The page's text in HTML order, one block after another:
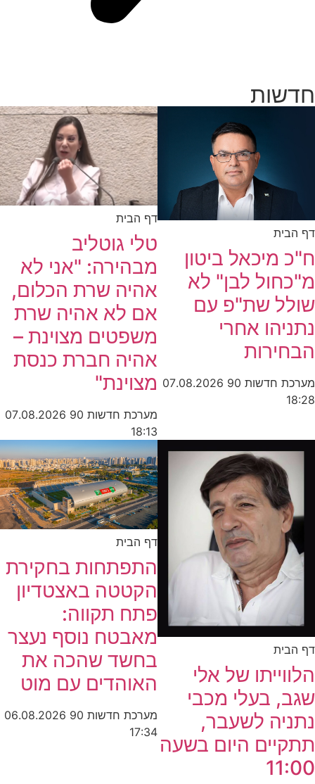
חדשות
דף הבית
ח"כ מיכאל ביטון
מ"כחול לבן" לא
שולל שת"פ עם
נתניהו אחרי
הבחירות
מערכת חדשות 90
07.08.2026
18:28
דף הבית
טלי גוטליב
מבהירה: "אני לא
אהיה שרת הכלום,
אם לא אהיה שרת
משפטים מצוינת –
אהיה חברת כנסת
מצוינת"
מערכת חדשות 90
07.08.2026
18:13
דף הבית
הלווייתו של אלי
שגב, בעלי מכבי
נתניה לשעבר,
תתקיים היום בשעה
11:00
דף הבית
התפתחות בחקירת
הקטטה באצטדיון
פתח תקווה:
מאבטח נוסף נעצר
בחשד שהכה את
האוהדים עם מוט
מערכת חדשות 90
06.08.2026
17:34